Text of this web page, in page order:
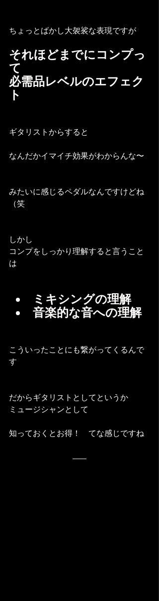
ちょっとばかし大袈裟な表現ですが
それほどまでにコンプっ
て
必需品レベルのエフェク
ト
ギタリストからすると
なんだかイマイチ効果がわからんな〜
みたいに感じるペダルなんですけどね
（笑
しかし
コンプをしっかり理解すると言うこと
は
ミキシングの理解
音楽的な音への理解
こういったことにも繋がってくるんで
す
だからギタリストとしてというか
ミュージシャンとして
知っておくとお得！　てな感じですね